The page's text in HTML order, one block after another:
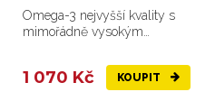
Omega-3 nejvyšší kvality s
mimořádně vysokým
1000 mg DHA.
1 070 Kč KOUPIT